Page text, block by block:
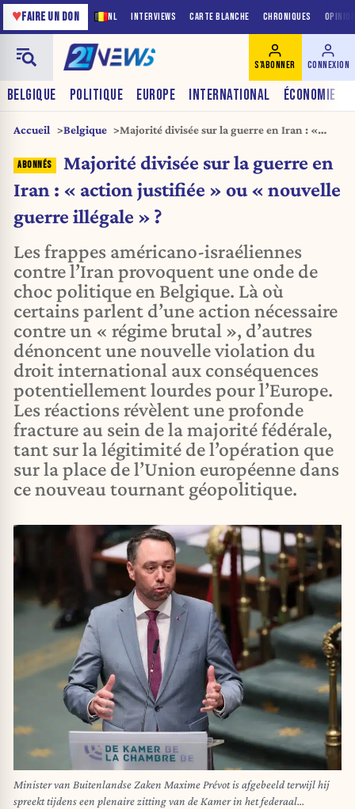
NL INTERVIEWS CARTE BLANCHE CHRONIQUES
♥FAIRE UN DON
BELGIQUE POLITIQUE EUROPE INTERNATIONAL ÉCONOMIE
S'ABONNER CONNEXION
Accueil Belgique
Majorité divisée sur la guerre en Iran : «
illégale » ?
Majorité divisée sur la guerre en
Iran : « action justifiée » ou « nouvelle
guerre illégale » ?
Les frappes américano-israéliennes
contre l’Iran provoquent une onde de
choc politique en Belgique. Là où
certains parlent d’une action nécessaire
contre un « régime brutal », d’autres
dénoncent une nouvelle violation du
droit international aux conséquences
potentiellement lourdes pour l’Europe.
Les réactions révèlent une profonde
fracture au sein de la majorité fédérale,
tant sur la légitimité de l’opération que
sur la place de l’Union européenne dans
ce nouveau tournant géopolitique.
Minister van Buitenlandse Zaken Maxime Prévot is afgebeeld terwijl hij
spreekt tijdens een plenaire zitting van de Kamer in het federaal